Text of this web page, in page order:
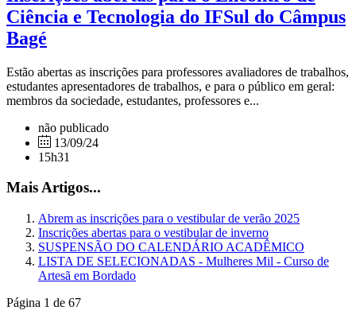
Ciência e Tecnologia do IFSul do Câmpus
Bagé
Estão abertas as inscrições para professores avaliadores de trabalhos,
estudantes apresentadores de trabalhos, e para o público em geral:
membros da sociedade, estudantes, professores e...
não publicado
13/09/24
15h31
Mais Artigos...
Abrem as inscrições para o vestibular de verão 2025
Inscrições abertas para o vestibular de inverno
SUSPENSÃO DO CALENDÁRIO ACADÊMICO
LISTA DE SELECIONADAS - Mulheres Mil - Curso de
Artesã em Bordado
Página 1 de 67